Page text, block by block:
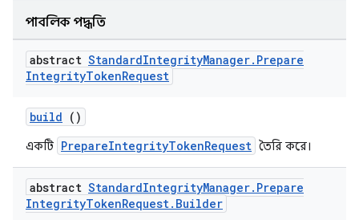
পাবলিক পদ্ধতি
abstract StandardIntegrityManager. Prepare
IntegrityTokenRequest
build ()
একটি PrepareIntegrityTokenRequest তৈরি করে।
abstract StandardIntegrityManager. Prepare
IntegrityTokenRequest. Builder